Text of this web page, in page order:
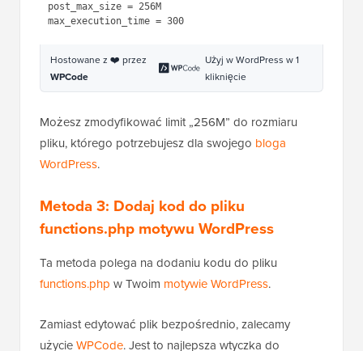
post_max_size = 256M
max_execution_time = 300
Hostowane z ❤️ przez
WPCode
Użyj w WordPress w 1
kliknięcie
Możesz zmodyfikować limit „256M” do rozmiaru
pliku, którego potrzebujesz dla swojego bloga
WordPress.
Metoda 3: Dodaj kod do pliku
functions.php motywu WordPress
Ta metoda polega na dodaniu kodu do pliku
functions.php w Twoim motywie WordPress.
Zamiast edytować plik bezpośrednio, zalecamy
użycieWPCode. Jest to najlepsza wtyczka do